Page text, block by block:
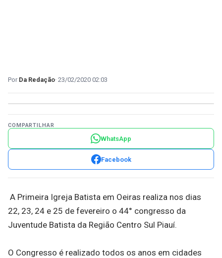
Da Redação 23/02/2020 02:03
COMPARTILHAR
WhatsApp
Facebook
A Primeira Igreja Batista em Oeiras realiza nos dias
22, 23, 24 e 25 de fevereiro o 44° congresso da
Juventude Batista da Região Centro Sul Piauí.
O Congresso é realizado todos os anos em cidades